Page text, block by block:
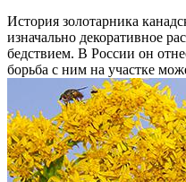
История золотарника канадского — пример того, как
изначально декоративное
бедствием. В России он
борьба с ним на участке